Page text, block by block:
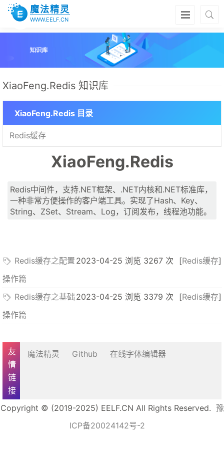
魔法精灵
WWW.EELF.CN
XiaoFeng.Redis 知识库
XiaoFeng.Redis 目录
Redis缓存
XiaoFeng.Redis
Redis中间件，支持.NET框架、.NET内核和.NET标准库，
一种非常方便操作的客户端工具。实现了Hash、Key、
String、ZSet、Stream、Log，订阅发布，线程池功能。
Redis缓存之配置
操作篇
2023-04-25 浏览 3267 次 [Redis缓存]
Redis缓存之基础
操作篇
2023-04-25 浏览 3379 次 [Redis缓存]
友情链接 魔法精灵 Github 在线字体编辑器
Copyright © (2019-2025) EELF.CN All Rights Reserved. 豫
ICP备20024142号-2